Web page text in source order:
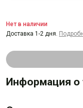
Нет в наличии
Доставка 1-2 дня.
Информация о